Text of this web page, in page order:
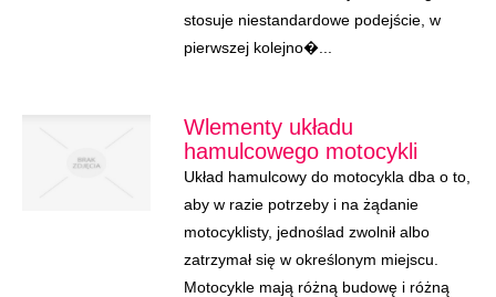
stosuje niestandardowe podejście, w
pierwszej kolejno�...
Wlementy układu
hamulcowego motocykli
Układ hamulcowy do motocykla dba o to,
aby w razie potrzeby i na żądanie
motocyklisty, jednoślad zwolnił albo
zatrzymał się w określonym miejscu.
Motocykle mają różną budowę i różną